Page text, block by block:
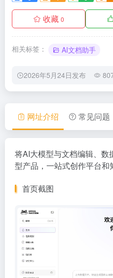
收藏 0
相关标签： AI文档助手
2026年5月24日发布
网址介绍 常见问题
将AI大模型与文档编辑、
型产品，一站式创作平台和
首页截图